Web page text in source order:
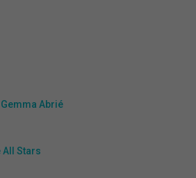
Abrié
All Stars